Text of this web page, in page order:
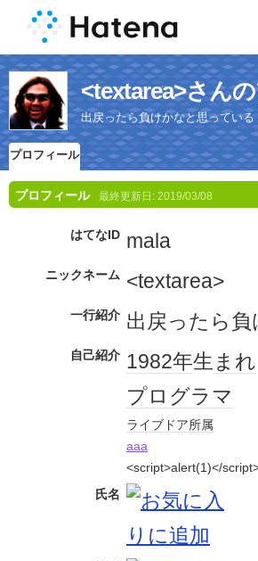
<textarea>さん
出戻ったら負けかなと思っている
プロフィール
プロフィール 最終更新日: 2019/03/08
はてなID mala
ニックネーム <textarea>
一行紹介 出戻ったら
自己紹介 1982年生 まれ
プログラマ
ライブドア所属
aaa
<script>alert(1)</
氏名